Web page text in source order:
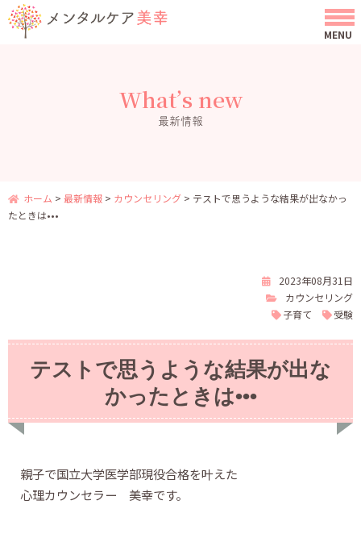
What’s new
最新情報
ホーム > 最新情報 > カウンセリング > テストで思うような結果が出なかっ
たときは•••
2023年08月31日
カウンセリング
子育て
受験
テストで思うような結果が出な
かったときは•••
親子で国立大学医学部現役合格を叶えた
心理カウンセラー 美幸です。